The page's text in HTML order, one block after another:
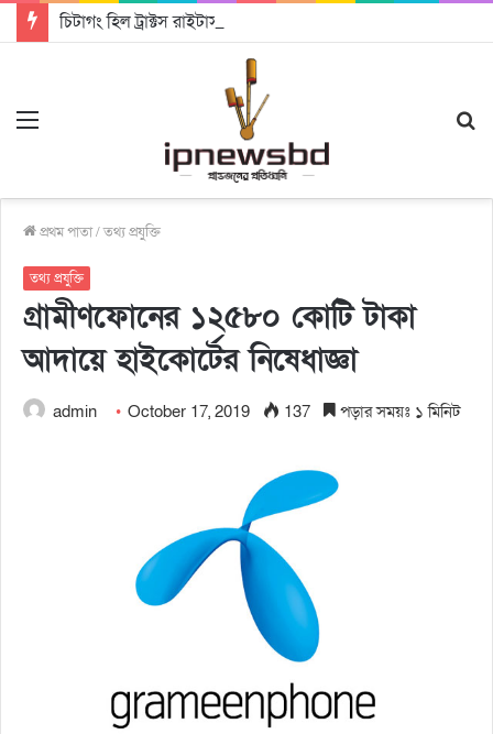
প্রথম পাতা/তথ্য প্রযুক্তি
তথ্য প্রযুক্তি
গ্রামীণফোনের ১২৫৮০ কোটি টাকা
আদায়ে হাইকোর্টের নিষেধাজ্ঞা
admin October 17, 2019 137 পড়ার সময়ঃ ১ মিনিট